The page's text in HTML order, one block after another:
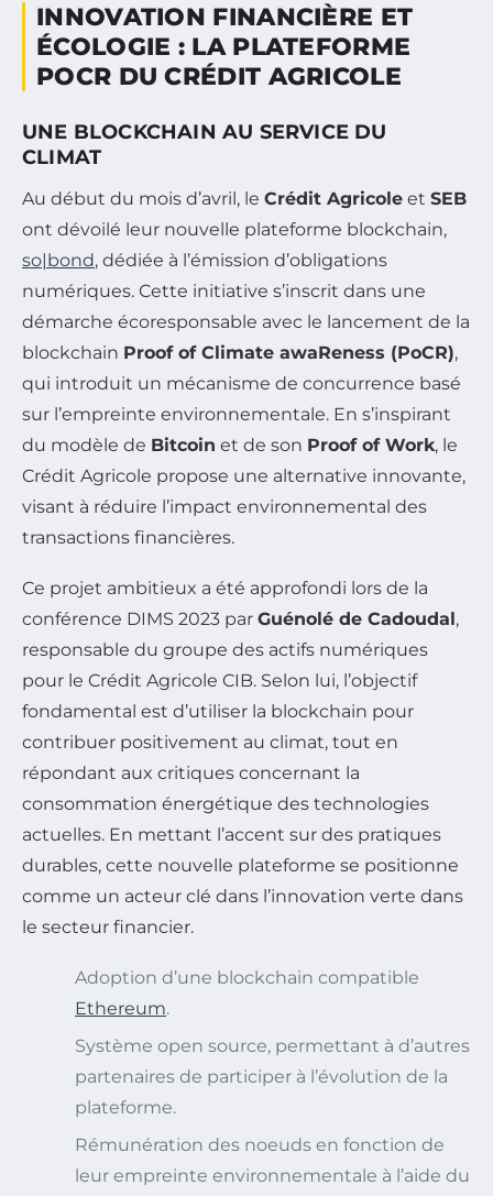
INNOVATION FINANCIÈRE ET
ÉCOLOGIE : LA PLATEFORME
POCR DU CRÉDIT AGRICOLE
UNE BLOCKCHAIN AU SERVICE DU
CLIMAT
Au début du mois d’avril, le Crédit Agricole et SEB
ont dévoilé leur nouvelle plateforme blockchain,
so|bond, dédiée à l’émission d’obligations
numériques. Cette initiative s’inscrit dans une
démarche écoresponsable avec le lancement de la
blockchain Proof of Climate awaReness (PoCR),
qui introduit un mécanisme de concurrence basé
sur l’empreinte environnementale. En s’inspirant
du modèle de Bitcoin et de son Proof of Work, le
Crédit Agricole propose une alternative innovante,
visant à réduire l’impact environnemental des
transactions financières.
Ce projet ambitieux a été approfondi lors de la
conférence DIMS 2023 par Guénolé de Cadoudal,
responsable du groupe des actifs numériques
pour le Crédit Agricole CIB. Selon lui, l’objectif
fondamental est d’utiliser la blockchain pour
contribuer positivement au climat, tout en
répondant aux critiques concernant la
consommation énergétique des technologies
actuelles. En mettant l’accent sur des pratiques
durables, cette nouvelle plateforme se positionne
comme un acteur clé dans l’innovation verte dans
le secteur financier.
Adoption d’une blockchain compatible
Ethereum.
Système open source, permettant à d’autres
partenaires de participer à l’évolution de la
plateforme.
Rémunération des noeuds en fonction de
leur empreinte environnementale à l’aide du